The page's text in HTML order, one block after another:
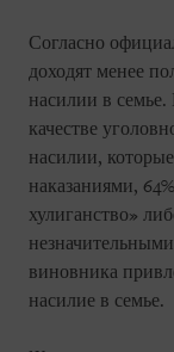
Согласно
доходят менее
насилии в семье.
качестве
насилии,
наказаниями,
хулиганство»
виновника
насилие в семье.